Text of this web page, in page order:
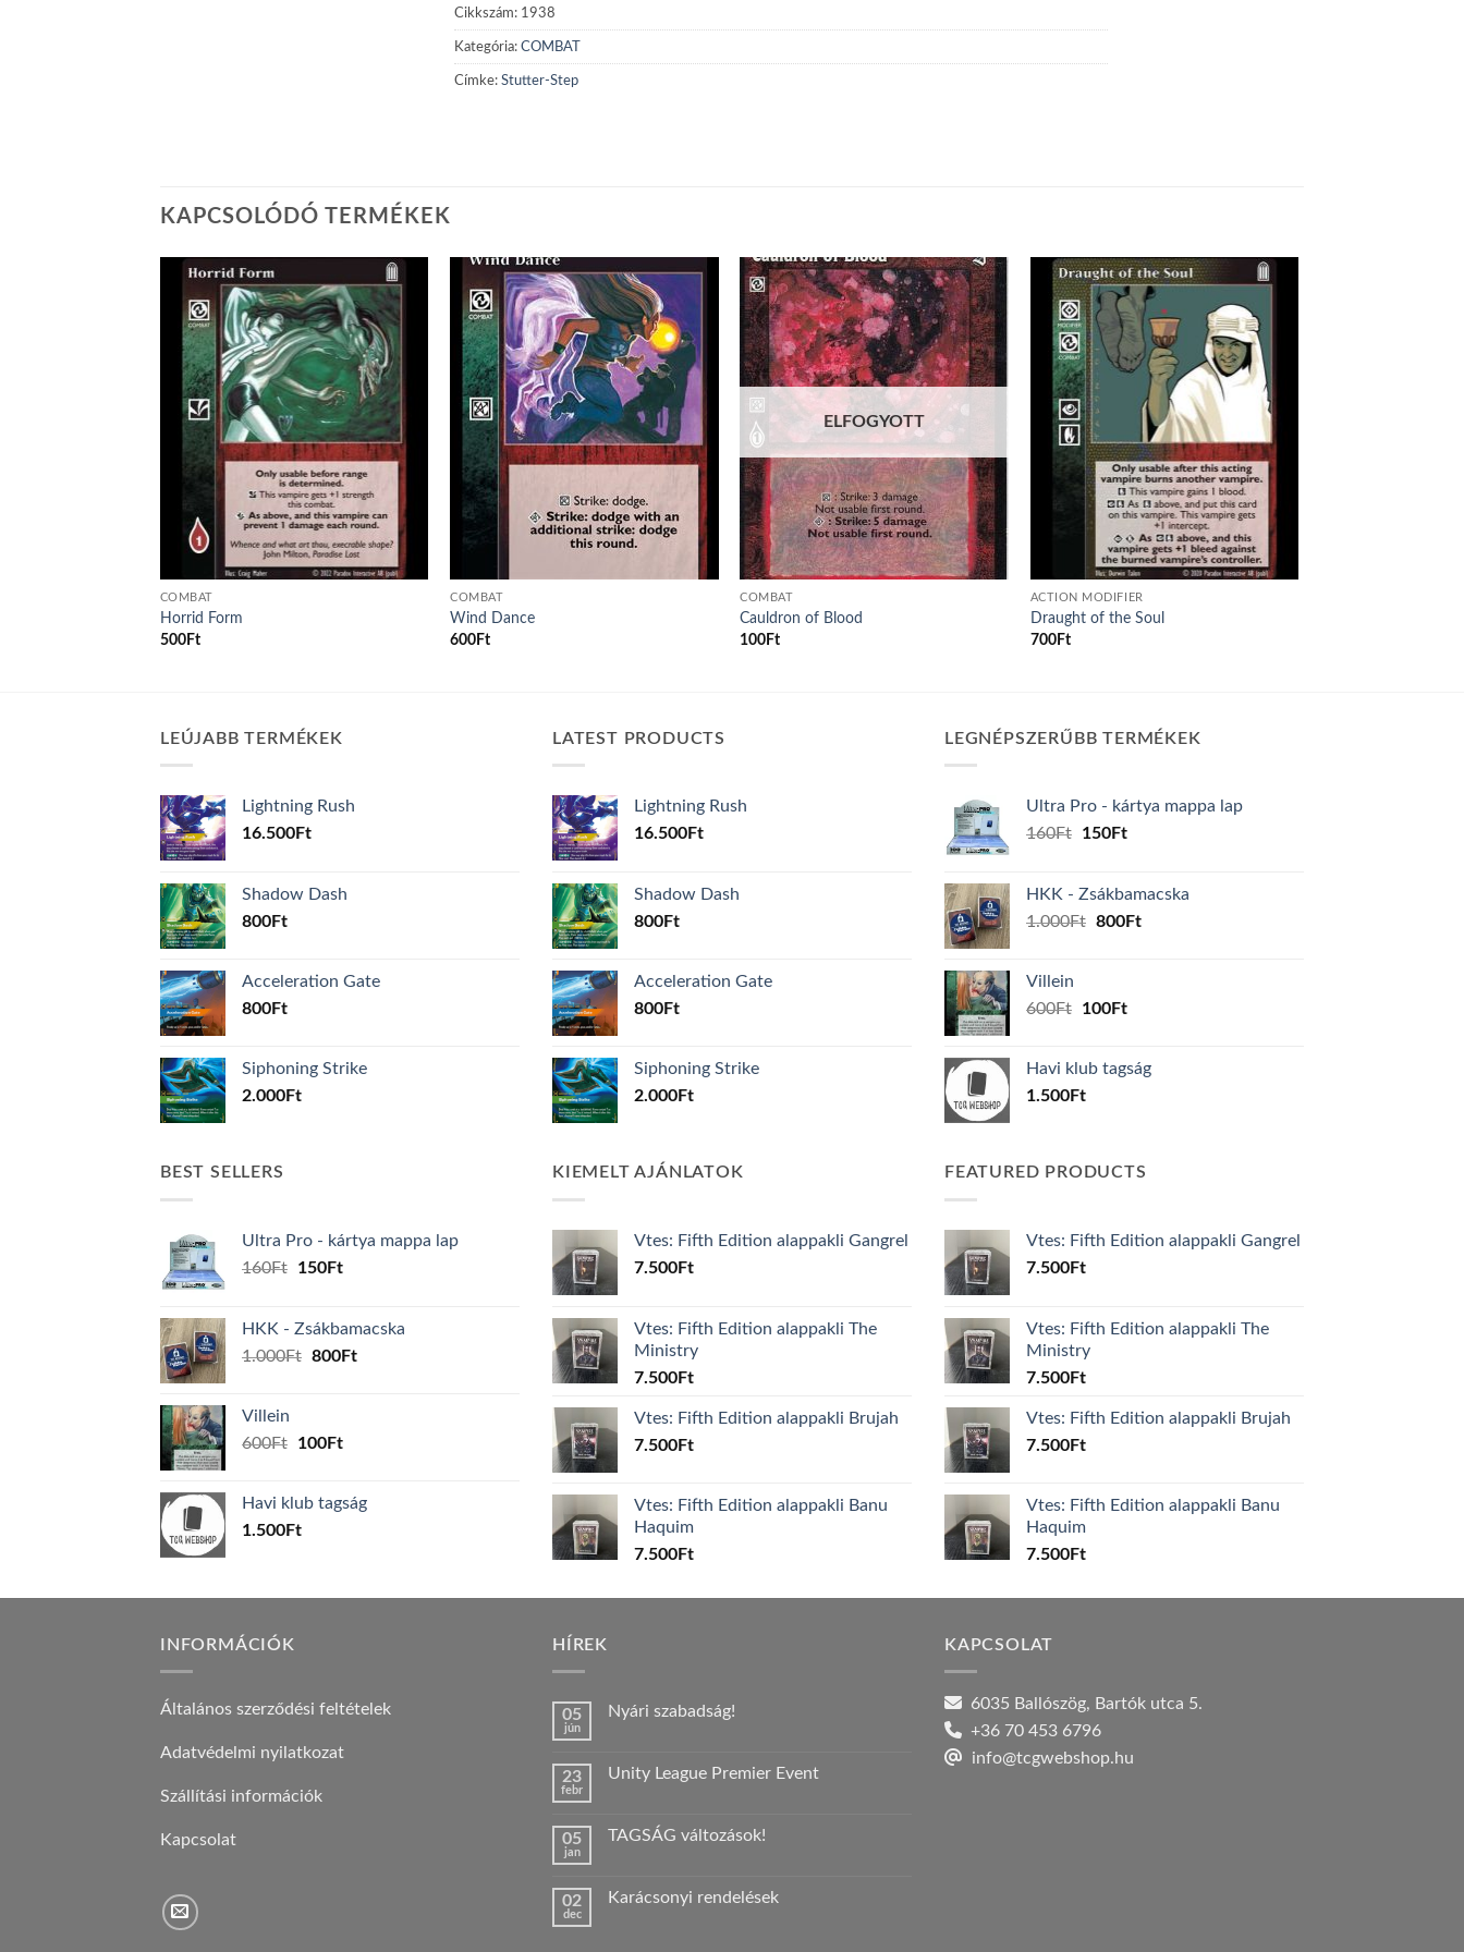
Cikkszám: 1938
Kategória: COMBAT
Címke: Stutter-Step
KAPCSOLÓDÓ TERMÉKEK
Add to
wishlist
COMBAT
Horrid Form
500Ft
Add to
wishlist
COMBAT
Wind Dance
600 Ft
Add to
wishlist
ELFOGYOTT
COMBAT
Cauldron of Blood
100 Ft
Add to
wishlist
ACTION MODIFIER
Draught of the Soul
700Ft
LEÚJABB TERMÉKEK
Lightning Rush
16.500Ft
Shadow Dash
800Ft
Acceleration Gate
800Ft
Siphoning Strike
2.000Ft
LATEST PRODUCTS
Lightning Rush
16.500Ft
Shadow Dash
800Ft
Acceleration Gate
800Ft
Siphoning Strike
2.000Ft
LEGNÉPSZERŰBB TERMÉKEK
Ultra Pro - kártya mappa lap
160Ft
Original
160Ft.
150FtCurrent
150Ft.
HKK - Zsákbamacska
1.000Ft Original
800FtCurrent
Villein
600Ft
Original
600Ft.
100FtCurrent
100Ft.
Havi klub tagság
1.500Ft
BEST SELLERS
Ultra Pro - kártya mappa lap
160Ft
Original
160Ft.
150FtCurrent
150Ft.
HKK - Zsákbamacska
1.000Ft Original
800FtCurrent
Villein
600Ft
Original
600Ft.
100FtCurrent
100Ft.
Havi klub tagság
1.500Ft
KIEMELT AJÁNLATOK
Vtes: Fifth Edition alappakli Gangrel
7.500Ft
Vtes: Fifth Edition alappakli The
Ministry
7.500Ft
Vtes: Fifth Edition alappakli Brujah
7.500Ft
Vtes: Fifth Edition alappakli Banu
Haquim
7.500Ft
FEATURED PRODUCTS
Vtes: Fifth Edition alappakli Gangrel
7.500Ft
Vtes: Fifth Edition alappakli The
Ministry
7.500Ft
Vtes: Fifth Edition alappakli Brujah
7.500Ft
Vtes: Fifth Edition alappakli Banu
Haquim
7.500Ft
INFORMÁCIÓK
Általános szerződési feltételek
Adatvédelmi nyilatkozat
Szállítási információk
Kapcsolat
HÍREK
05
jún
Nyári szabadság!
Nyári
23
febr
Unity League Premier Event
Unity
bejegyzéshez
05
jan
TAGSÁG változások!
TAGSÁG
02
dec
Karácsonyi rendelések
KAPCSOLAT
6035 Ballószög, Bartók utca 5.
+36 70 453 6796
info@tcgwebshop.hu